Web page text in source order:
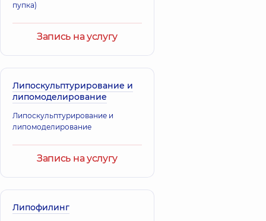
пупка)
Запись на услугу
Липоскульптурирование и
липомоделирование
Липоскульптурирование и
липомоделирование
Запись на услугу
Липофилинг